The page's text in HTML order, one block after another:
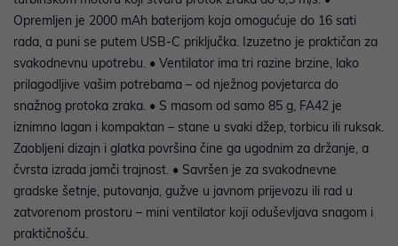
Opremljen je 2000 mAh baterijom koja omogućuje do 16 sati
rada, a puni se putem USB-C priključka. Izuzetno je praktičan za
svakodnevnu upotrebu. • Ventilator ima tri razine brzine, lako
prilagodljive vašim potrebama – od nježnog povjetarca do
snažnog protoka zraka. • S masom od samo 85 g, FA42 je
iznimno lagan i kompaktan – stane u svaki džep, torbicu ili ruksak.
Zaobljeni dizajn i glatka površina čine ga ugodnim za držanje, a
čvrsta izrada jamči trajnost. • Savršen je za svakodnevne
gradske šetnje, putovanja, gužve u javnom prijevozu ili rad u
zatvorenom prostoru – mini ventilator koji oduševljava snagom i
praktičnošću.